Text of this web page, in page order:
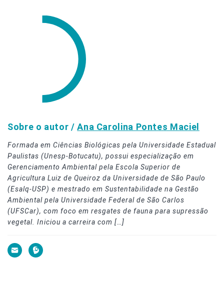
Sobre o autor /Ana Carolina Pontes Maciel
Formada em Ciências Biológicas pela Universidade Estadual
Paulistas (Unesp-Botucatu), possui especialização em
Gerenciamento Ambiental pela Escola Superior de
Agricultura Luiz de Queiroz da Universidade de São Paulo
(Esalq-USP) e mestrado em Sustentabilidade na Gestão
Ambiental pela Universidade Federal de São Carlos
(UFSCar), com foco em resgates de fauna para supressão
vegetal. Iniciou a carreira com […]